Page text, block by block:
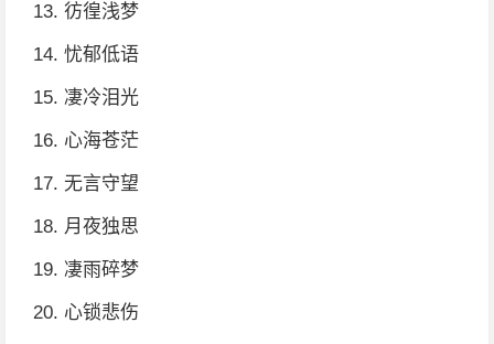
13. 彷徨浅梦
14. 忧郁低语
15. 凄冷泪光
16. 心海苍茫
17. 无言守望
18. 月夜独思
19. 凄雨碎梦
20. 心锁悲伤